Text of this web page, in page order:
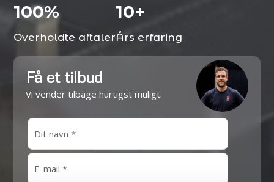
100%
Overholdte aftaler
10+
Års erfaring
Få et tilbud
Vi vender tilbage hurtigst muligt.